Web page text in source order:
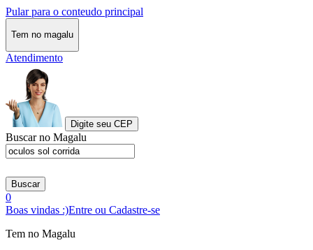
Pular para o conteudo principal
Tem no magalu
Atendimento
Digite seu CEP
Buscar no Magalu
Buscar
0
Boas vindas :)Entre ou Cadastre-se
Tem no Magalu